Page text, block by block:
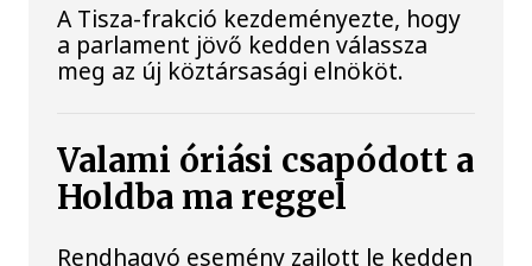
A Tisza-frakció kezdeményezte, hogy
a parlament jövő kedden válassza
meg az új köztársasági elnököt.
Valami óriási csapódott a
Holdba ma reggel
Rendhagyó esemény zajlott le kedden